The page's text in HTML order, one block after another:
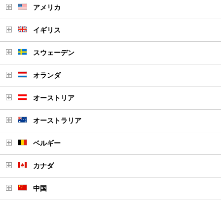
アメリカ
イギリス
スウェーデン
オランダ
オーストリア
オーストラリア
ベルギー
カナダ
中国